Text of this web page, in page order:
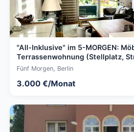
"All-Inklusive" im 5-MORGEN:
Terrassenwohnung (Stellplatz,
Privatgärtner)
Fünf Morgen, Berlin
3.000 €/Monat